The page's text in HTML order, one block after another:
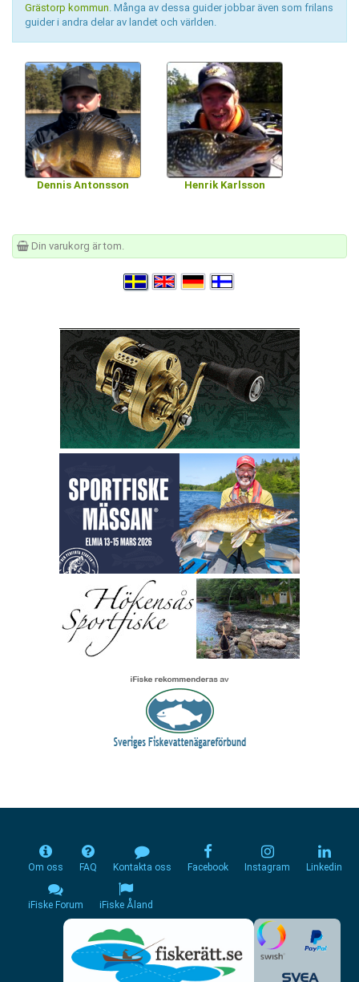
Grästorp kommun . Många av dessa guider jobbar även som frilans
guider i andra delar av landet och världen.
Dennis Antonsson Henrik Karlsson
Din varukorg är tom.
Om oss FAQ Kontakta oss Facebook Instagram Linkedin
iFiske Forum iFiske Åland